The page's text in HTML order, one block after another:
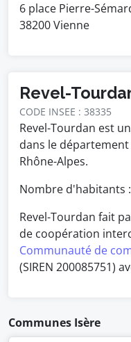
6 place Pierre-
38200 Vienne
Revel-
CODE INSEE : 38335
Revel-Tourdan est
dans le
Rhône-Alpes.
Nombre d'habitants
Revel-Tourdan fait
de coopération
Communauté de
(SIREN 200085751)
Communes Isère